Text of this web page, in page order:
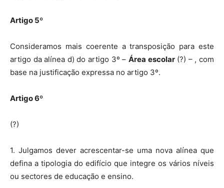
Artigo 5º
Consideramos mais coerente a transposição para este
artigo da alínea d) do artigo 3º – Área escolar(?) – , com
base na justificação expressa no artigo 3º.
Artigo 6º
(?)
1. Julgamos dever acrescentar-se uma nova alínea que
defina a tipologia do edifício que integre os vários níveis
ou sectores de educação e ensino.